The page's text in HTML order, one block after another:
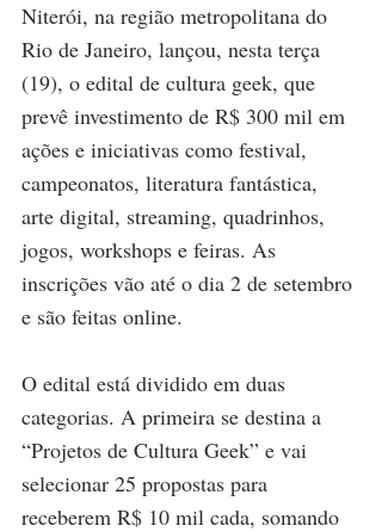
Niterói, na região metropolitana do
Rio de Janeiro, lançou, nesta terça
(19), o edital de cultura geek, que
prevê investimento de R$ 300 mil em
ações e iniciativas como festival,
campeonatos, literatura fantástica,
arte digital, streaming, quadrinhos,
jogos, workshops e feiras. As
inscrições vão até o dia 2 de setembro
e são feitas online.
O edital está dividido em duas
categorias. A primeira se destina a
“Projetos de Cultura Geek” e vai
selecionar 25 propostas para
receberem R$ 10 mil cada, somando